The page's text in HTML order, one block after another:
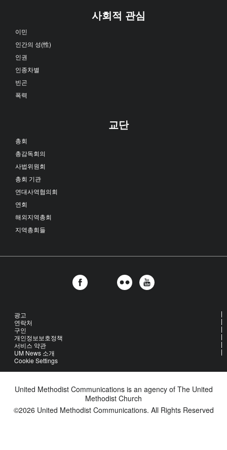
사회적 관심
이민
인간의 성(性)
인권
인종차별
빈곤
폭력
교단
총회
총감독회의
사법위원회
총회 기관
연대사역협의회
연회
해외지역총회
지역총회들
광고
연락처
구인
개인정보보호정책
서비스 약관
UM News 소개
Cookie Settings
United Methodist Communications is an agency of The United
Methodist Church
©2026 United Methodist Communications. All Rights Reserved